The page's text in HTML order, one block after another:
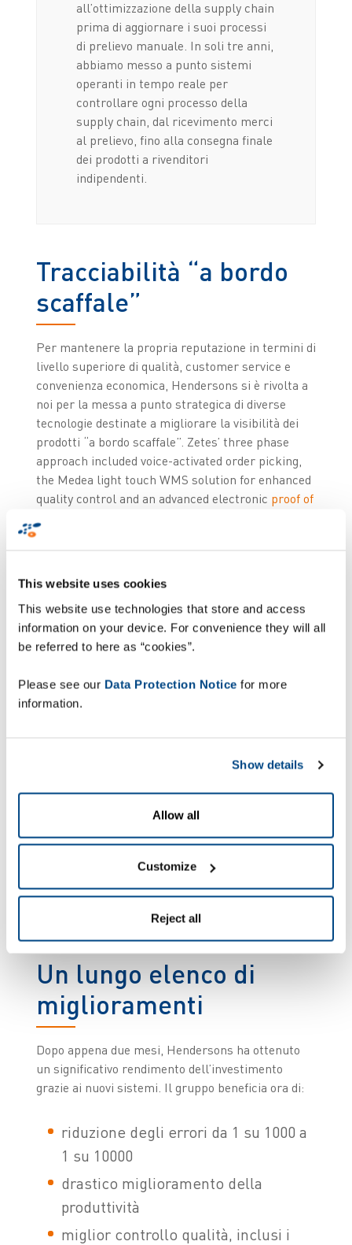
This website uses cookies
This website use technologies that store and access
information on your device. For convenience they will all
be referred to here as “cookies”.
Please see our Data Protection Notice for more
information.
Show details
Allow all
Customize
Reject all
all’ottimizzazione della supply chain
prima di aggiornare i suoi processi
di prelievo manuale. In soli tre anni,
abbiamo messo a punto sistemi
operanti in tempo reale per
controllare ogni processo della
supply chain, dal ricevimento merci
al prelievo, fino alla consegna finale
dei prodotti a rivenditori
indipendenti.
Tracciabilità “a bordo
scaffale”
Per mantenere la propria reputazione in termini di
livello superiore di qualità, customer service e
convenienza economica, Hendersons si è rivolta a
noi per la messa a punto strategica di diverse
tecnologie destinate a migliorare la visibilità dei
prodotti “a bordo scaffale”. Zetes’ three phase
approach included voice-activated order picking,
the Medea light touch WMS solution for enhanced
quality control and an advanced electronic proof of
La tecnologia ha
completamente
modo di fare business
poiché oggi siamo in
Pat McGarry, Direttore
della
logistica, Henderson
Un lungo elenco di
miglioramenti
Dopo appena due mesi, Hendersons ha ottenuto
un significativo rendimento dell’investimento
grazie ai nuovi sistemi. Il gruppo beneficia ora di:
riduzione degli errori da 1 su 1000 a
1 su 10000
drastico miglioramento della
produttività
miglior controllo qualità, inclusi i